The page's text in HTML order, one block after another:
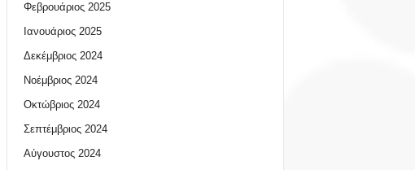
Φεβρουάριος 2025
Ιανουάριος 2025
Δεκέμβριος 2024
Νοέμβριος 2024
Οκτώβριος 2024
Σεπτέμβριος 2024
Αύγουστος 2024